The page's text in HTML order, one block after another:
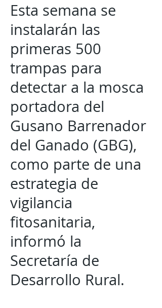
Esta semana se
instalarán las
primeras 500
trampas para
detectar a la mosca
portadora del
Gusano Barrenador
del Ganado (GBG),
como parte de una
estrategia de
vigilancia
fitosanitaria,
informó la
Secretaría de
Desarrollo Rural.